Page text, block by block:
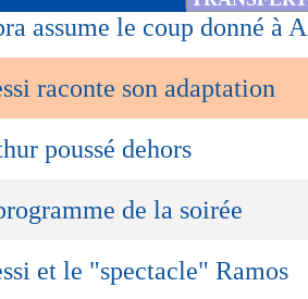
assume le coup donné à
raconte son adaptation
poussé dehors
de la soirée
et le "spectacle" Ramos